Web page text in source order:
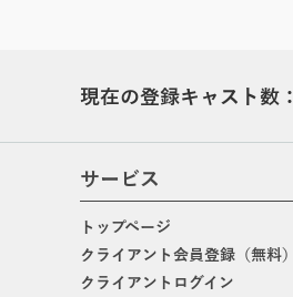
現在の登録キャスト数：
サービス
トップページ
クライアント会員登録（無料）
クライアントログイン